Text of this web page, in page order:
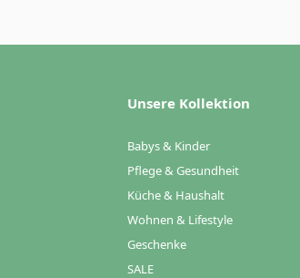
Unsere Kollektion
Babys & Kinder
Pflege & Gesundheit
Küche & Haushalt
Wohnen & Lifestyle
Geschenke
SALE